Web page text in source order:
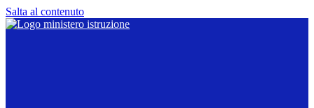
Salta al contenuto